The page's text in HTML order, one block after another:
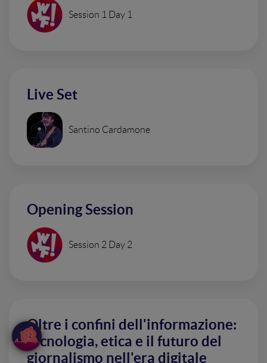
Session 1 Day 1
Live Set
Santino Cardamone
Opening Session
Session 2 Day 2
Oltre i confini dell'informazione:
tecnologia, etica e il futuro del
giornalismo nell'era digitale